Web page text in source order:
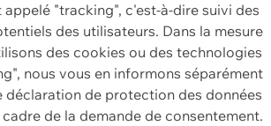
appelé "tracking", c'est-à-dire suivi des
des utilisateurs. Dans la mesure
des cookies ou des technologies
nous vous en informons séparément
déclaration de protection des données
cadre de la demande de consentement.